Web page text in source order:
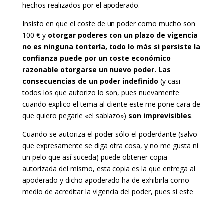
hechos realizados por el apoderado.
Insisto en que el coste de un poder como mucho son
100 € y otorgar poderes con un plazo de vigencia
no es ninguna tontería, todo lo más si persiste la
confianza puede por un coste económico
razonable otorgarse un nuevo poder. Las
consecuencias de un poder indefinido (y casi
todos los que autorizo lo son, pues nuevamente
cuando explico el tema al cliente este me pone cara de
que quiero pegarle «el sablazo») son imprevisibles.
Cuando se autoriza el poder sólo el poderdante (salvo
que expresamente se diga otra cosa, y no me gusta ni
un pelo que así suceda) puede obtener copia
autorizada del mismo, esta copia es la que entrega al
apoderado y dicho apoderado ha de exhibirla como
medio de acreditar la vigencia del poder, pues si este